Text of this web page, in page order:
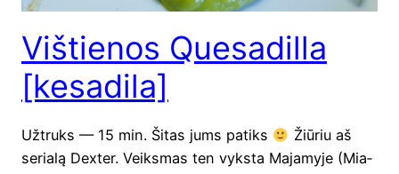
Vištienos Quesadilla
[kesadila]
Užtruks — 15 min. Šitas jums patiks
Žiū­riu aš
seria­lą Dexter. Veiks­mas ten vyks­ta Maja­my­je (Mia­